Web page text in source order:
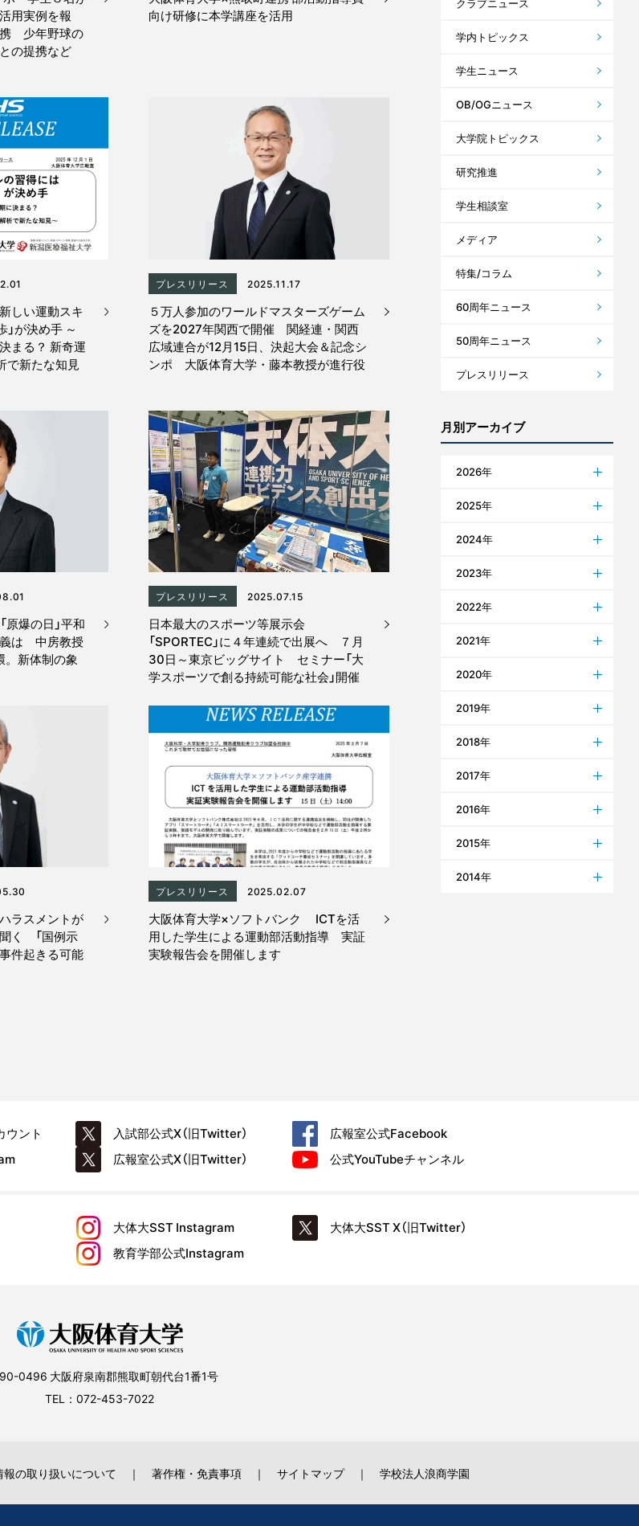
用実例を報
少年野球の
の提携など
向け研修に本学講座を活用
しい運動スキ
」が決め手 ～
まる？ 新奇運
で新たな知見
プレスリリース 2025.11.17
５万人参加のワールドマスターズゲーム
ズを2027年関西で開催 関経連・関西
広域連合が12月15日、決起大会＆記念シ
ンポ 大阪体育大学・藤本教授が進行役
爆の日」平和
義は 中房教授
。新体制の象
プレスリリース 2025.07.15
日本最大のスポーツ等展示会
「SPORTEC」に４年連続で出展へ ７月
30日～東京ビッグサイト セミナー「大
学スポーツで創る持続可能な社会」開催
ラスメントが
く 「国例示
件起きる可能
プレスリリース 2025.02.07
大阪体育大学×ソフトバンク ICTを活
用した学生による運動部活動指導 実証
実験報告会を開催します
学内トピックス
学生ニュース
OB/OGニュース
大学院トピックス
研究推進
学生相談室
メディア
特集/コラム
60周年ニュース
50周年ニュース
プレスリリース
月別アーカイブ
2026年
2025年
2024年
2023年
2022年
2021年
2020年
2019年
2018年
2017年
2016年
2015年
2014年
ウント 入試部公式X（旧Twitter） 広報室公式Facebook
広報室公式X（旧Twitter） 公式YouTubeチャンネル
大体大SST Instagram 大体大SSTX（旧Twitter）
教育学部公式Instagram
0496 大阪府泉南郡熊取町朝代台1番1号
TEL：072-453-7022
報の取り扱いについて 著作権・免責事項 サイトマップ 学校法人浪商学園